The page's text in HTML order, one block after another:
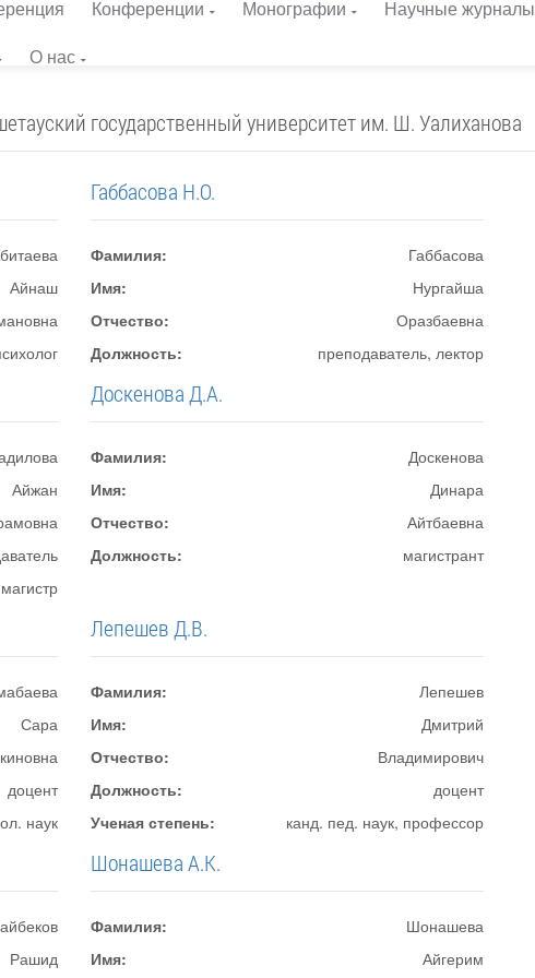
Конференции Монографии
Научные журналы
О нас
государственный университет им. Ш. Уалиханова
Айнаш
Габбасова Н.О.
Фамилия:
Габбасова
Имя:
Нургайша
Отчество:
Оразбаевна
Должность:
преподаватель, лектор
Айжан
магистр
Доскенова Д.А.
Фамилия:
Доскенова
Имя:
Динара
Отчество:
Айтбаевна
Должность:
магистрант
Сара
доцент
наук
Лепешев Д.В.
Фамилия:
Лепешев
Имя:
Дмитрий
Отчество:
Владимирович
Должность:
доцент
Ученая степень:
канд. пед. наук, профессор
Рашид
Шонашева А.К.
Фамилия:
Шонашева
Имя:
Айгерим